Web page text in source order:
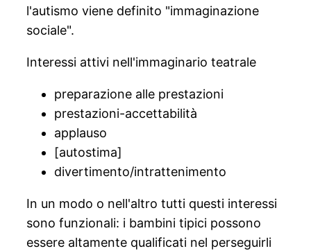
l'autismo viene definito "immaginazione
sociale".
Interessi attivi nell'immaginario teatrale
preparazione alle prestazioni
prestazioni-accettabilità
applauso
[autostima]
divertimento/intrattenimento
In un modo o nell'altro tutti questi interessi
sono funzionali: i bambini tipici possono
essere altamente qualificati nel perseguirli